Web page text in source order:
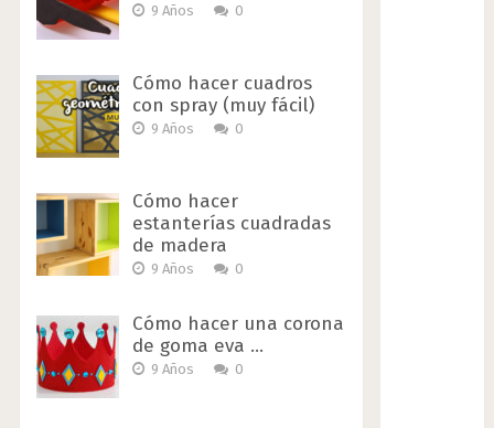
9 Años 0
Cómo hacer cuadros
con spray (muy fácil)
9 Años 0
Cómo hacer
estanterías cuadradas
de madera
9 Años 0
Cómo hacer una corona
de goma eva …
9 Años 0